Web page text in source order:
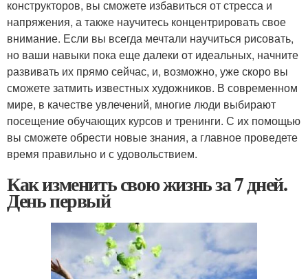
конструкторов, вы сможете избавиться от стресса и
напряжения, а также научитесь концентрировать свое
внимание. Если вы всегда мечтали научиться рисовать,
но ваши навыки пока еще далеки от идеальных, начните
развивать их прямо сейчас, и, возможно, уже скоро вы
сможете затмить известных художников. В современном
мире, в качестве увлечений, многие люди выбирают
посещение обучающих курсов и тренинги. С их помощью
вы сможете обрести новые знания, а главное проведете
время правильно и с удовольствием.
Как изменить свою жизнь за 7 дней.
День первый